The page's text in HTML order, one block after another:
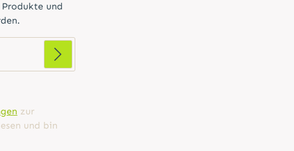
und
zur
und bin